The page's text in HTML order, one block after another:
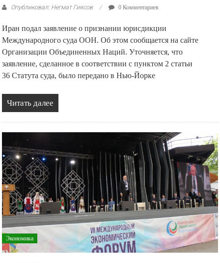
Опубликовал: Негмат Гиясов 0 Комментариев
Иран подал заявление о признании юрисдикции
Международного суда ООН. Об этом сообщается на сайте
Организации Объединенных Наций. Уточняется, что
заявление, сделанное в соответствии с пунктом 2 статьи
36 Статута суда, было передано в Нью-Йорке
Читать далее
Экономика